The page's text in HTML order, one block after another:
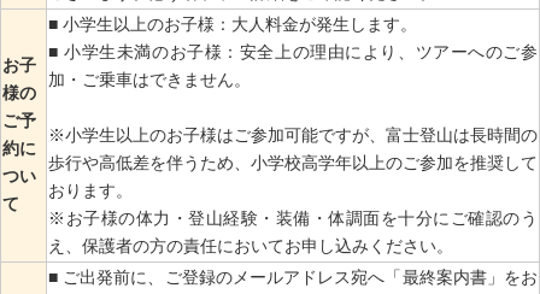
お子
様の
ご予
約に
つい
て
■ 小学生以上のお子様：大人料金が発生します。
■ 小学生未満のお子様：安全上の理由により、ツアーへのご参
加・ご乗車はできません。
※小学生以上のお子様はご参加可能ですが、富士登山は長時間の
歩行や高低差を伴うため、小学校高学年以上のご参加を推奨して
おります。
※お子様の体力・登山経験・装備・体調面を十分にご確認のう
え、保護者の方の責任においてお申し込みください。
■ ご出発前に、ご登録のメールアドレス宛へ「最終案内書」をお